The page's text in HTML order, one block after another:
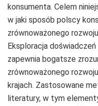
konsumenta. Celem
w jaki sposób polscy
zrównoważonego
Eksploracja
zapewnia bogatsze
zrównoważonego
krajach. Zastosowane
literatury, w tym